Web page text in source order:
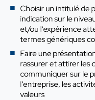
Choisir un intitulé de
indication sur le
et/ou l’expérience
termes génériques
Faire une
rassurer et attirer les
communiquer sur le
l’entreprise, les
valeurs